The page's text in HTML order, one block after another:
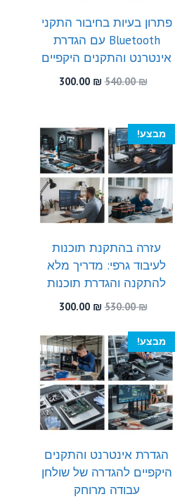
פתרון בעיות בחיבור התקני
Bluetooth עם הגדרת
אינטרנט והתקנים היקפיים
540.00₪
המחיר
540.00 ₪.
300.00 ₪
300.00 ₪.
מבצע!
עזרה בהתקנת תוכנות
לעיבוד גרפי: מדריך מלא
להתקנה והגדרת תוכנות
530.00₪
המחיר
היה:
530.00 ₪.
300.00 ₪
הוא:
300.00 ₪.
מבצע!
הגדרת אינטרנט והתקנים
היקפיים להגדרה של שולחן
עבודה מרוחק